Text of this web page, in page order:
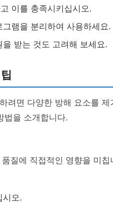
이를 충족시키십시오.
램을 분리하여 사용하세요.
받는 것도 고려해 보세요.
려면 다양한 방해 요소를
법을 소개합니다.
질에 직접적인 영향을 미
시오.